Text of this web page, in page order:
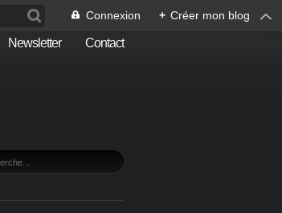
Connexion + Créer mon blog
Newsletter Contact